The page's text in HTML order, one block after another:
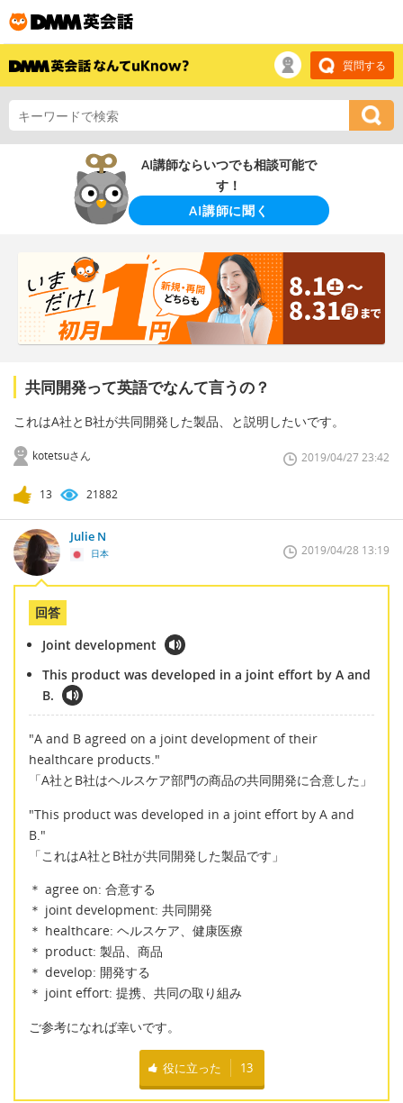
質問する
AI講師ならいつでも相談可能で
す！
AI講師に聞く
共同開発って英語でなんて言うの？
これはA社とB社が共同開発した製品、と説明したいです。
kotetsuさん 2019/04/27 23:42
13 21882
Julie N
日本 2019/04/28 13:19
回答
Joint development
This product was developed in a joint effort by A and
B.
"A and B agreed on a joint development of their
healthcare products."
「A社とB社はヘルスケア部門の商品の共同開発に合意した」
"This product was developed in a joint effort by A and
B."
「これはA社とB社が共同開発した製品です」
＊ agree on: 合意する
＊ joint development: 共同開発
＊ healthcare: ヘルスケア、健康医療
＊ product: 製品、商品
＊ develop: 開発する
＊ joint effort: 提携、共同の取り組み
ご参考になれば幸いです。
役に立った 13